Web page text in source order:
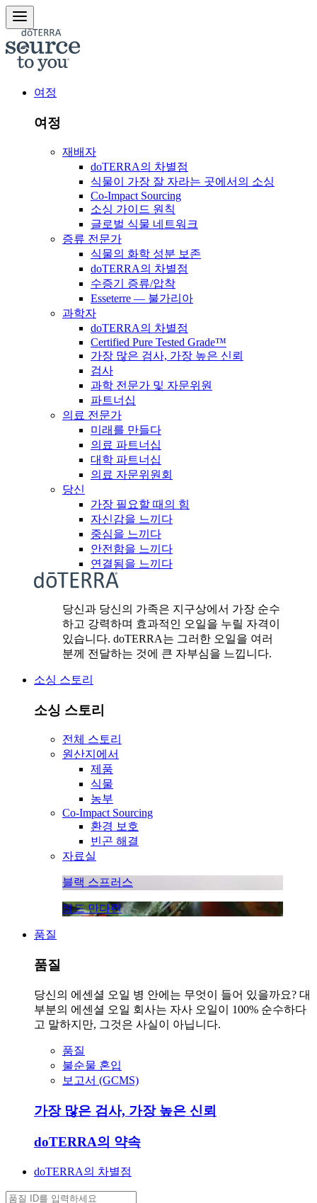
여정
여정
재배자
doTERRA의 차별점
식물이 가장 잘 자라는 곳에서의 소싱
Co-Impact Sourcing
소싱 가이드 원칙
글로벌 식물 네트워크
증류 전문가
식물의 화학 성분 보존
doTERRA의 차별점
수증기 증류/압착
Esseterre — 불가리아
과학자
doTERRA의 차별점
Certified Pure Tested Grade™
가장 많은 검사, 가장 높은 신뢰
검사
과학 전문가 및 자문위원
파트너십
의료 전문가
미래를 만들다
의료 파트너십
대학 파트너십
의료 자문위원회
당신
가장 필요할 때의 힘
자신감을 느끼다
중심을 느끼다
안전함을 느끼다
연결됨을 느끼다
당신과 당신의 가족은 지구상에서 가장 순수
하고 강력하며 효과적인 오일을 누릴 자격이
있습니다. doTERRA는 그러한 오일을 여러
분께 전달하는 것에 큰 자부심을 느낍니다.
소싱 스토리
소싱 스토리
전체 스토리
원산지에서
제품
식물
농부
Co-Impact Sourcing
환경 보호
빈곤 해결
자료실
블랙 스프러스
레드 만다린
품질
품질
당신의 에센셜 오일 병 안에는 무엇이 들어 있을까요? 대
부분의 에센셜 오일 회사는 자사 오일이 100% 순수하다
고 말하지만, 그것은 사실이 아닙니다.
품질
불순물 혼입
보고서 (GCMS)
가장 많은 검사, 가장 높은 신뢰
doTERRA의 약속
doTERRA의 차별점